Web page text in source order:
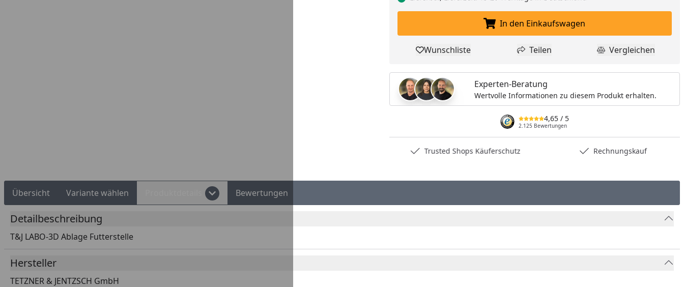
In den Einkaufswagen legen
In den Einkaufswagen
Produkt zur Wunschliste hinzufügen
Wunschliste Teilen
Teilen Produkt
Vergleichen
Experten-Beratung
Wertvolle Informationen zu diesem Produkt erhalten.
4,65 / 5
2.125 Bewertungen
Trusted Shops Käuferschutz Rechnungskauf
Übersicht Variante wählen Bewertungen
Detailbeschreibung
T&J LABO-3D Ablage Futterstelle
Hersteller
TETZNER & JENTZSCH GmbH